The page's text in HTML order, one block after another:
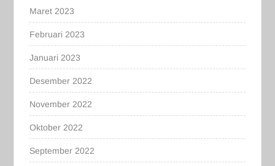
Maret 2023
Februari 2023
Januari 2023
Desember 2022
November 2022
Oktober 2022
September 2022